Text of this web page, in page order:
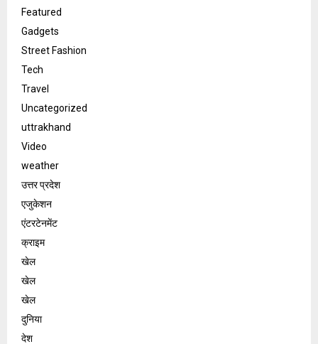
Featured
Gadgets
Street Fashion
Tech
Travel
Uncategorized
uttrakhand
Video
weather
उत्तर प्रदेश
एजुकेशन
एंटरटेनमेंट
क्राइम
खेल
खेल
खेल
दुनिया
देश